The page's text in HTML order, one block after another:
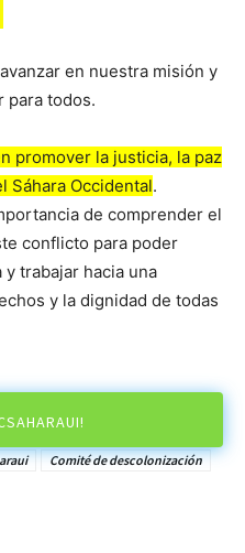
en nuestra misión y
para todos.
promover la justicia, la paz
Sáhara Occidental.
de comprender el
conflicto para poder
trabajar hacia una
y la dignidad de todas
Comité de descolonización